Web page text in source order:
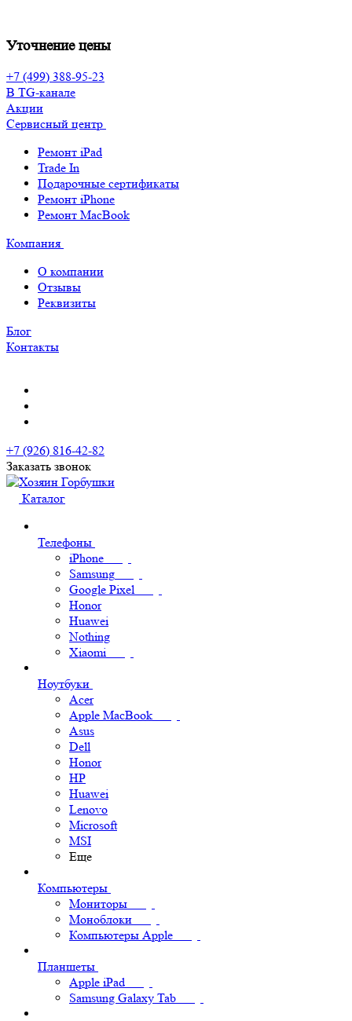
Уточнение цены
+7 (499) 388-95-23
В TG-канале
Акции
Сервисный центр
Ремонт iPad
Trade In
Подарочные сертификаты
Ремонт iPhone
Ремонт MacBook
Компания
О компании
Отзывы
Реквизиты
Блог
Контакты
+7 (926) 816-42-82
Заказать звонок
Каталог
Телефоны
iPhone
Samsung
Google Pixel
Honor
Huawei
Nothing
Xiaomi
Ноутбуки
Acer
Apple MacBook
Asus
Dell
Honor
HP
Huawei
Lenovo
Microsoft
MSI
Еще
Компьютеры
Мониторы
Моноблоки
Компьютеры Apple
Планшеты
Apple iPad
Samsung Galaxy Tab